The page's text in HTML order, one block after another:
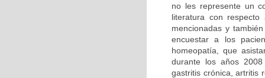
no les represente un
literatura con
mencionadas y
encuestar a los
homeopatía, que
durante los años
gastritis crónica, artritis